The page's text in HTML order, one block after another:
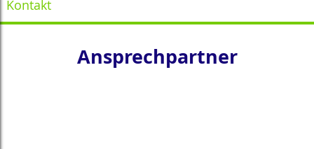
Kontakt
Ansprechpartner